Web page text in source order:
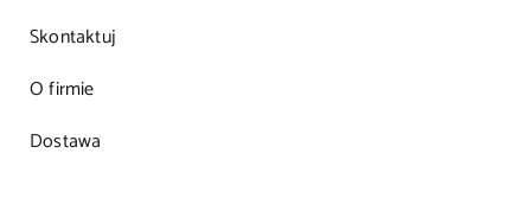
Skontaktuj
O firmie
Dostawa